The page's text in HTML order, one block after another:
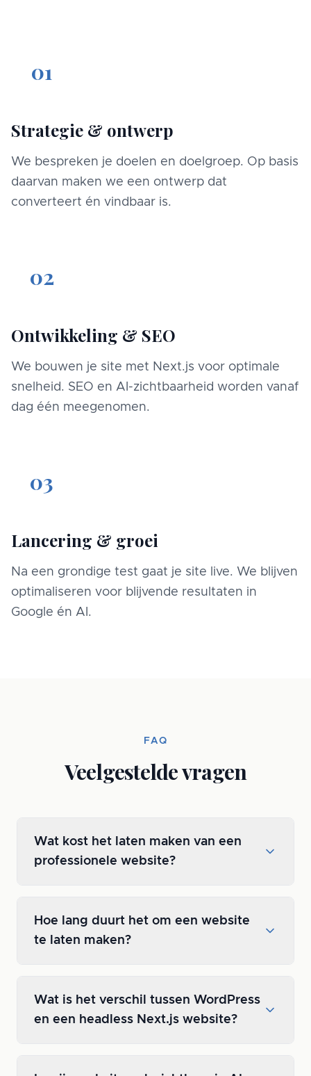
01
Strategie & ontwerp
We bespreken je doelen en doelgroep. Op basis
daarvan maken we een ontwerp dat
converteert én vindbaar is.
02
Ontwikkeling & SEO
We bouwen je site met Next.js voor optimale
snelheid. SEO en AI-zichtbaarheid worden vanaf
dag één meegenomen.
03
Lancering & groei
Na een grondige test gaat je site live. We blijven
optimaliseren voor blijvende resultaten in
Google én AI.
FAQ
Veelgestelde vragen
Wat kost het laten maken van een
professionele website?
Hoe lang duurt het om een website
te laten maken?
Wat is het verschil tussen WordPress
en een headless Next.js website?